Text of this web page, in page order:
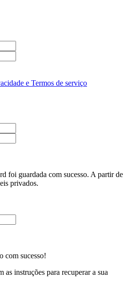
e Termos de serviço
foi guardada com sucesso. A partir de
privados.
com sucesso!
as instruções para recuperar a sua